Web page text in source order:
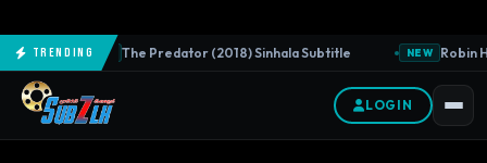
TrendingNEW The Predator (2018) Sinhala Subtitle NEW Robin
LOGIN